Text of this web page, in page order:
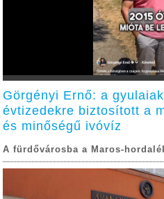
Görgényi Ernő: a
évtizedekre biztosított a
és minőségű ivóvíz
A fürdővárosba a Maros-